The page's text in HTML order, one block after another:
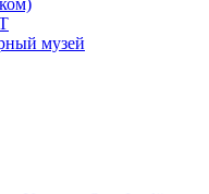
музей